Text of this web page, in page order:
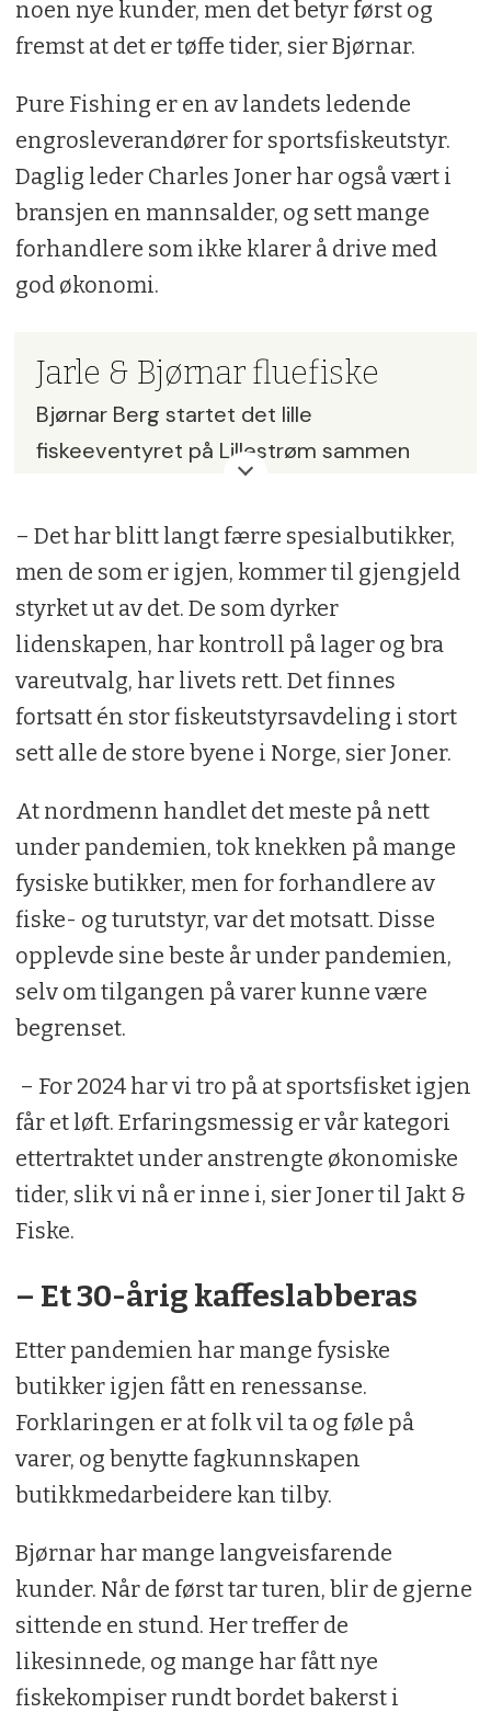
noen nye kunder, men det betyr først og
fremst at det er tøffe tider, sier Bjørnar.
Pure Fishing er en av landets ledende
engrosleverandører for sportsfiskeutstyr.
Daglig leder Charles Joner har også vært i
bransjen en mannsalder, og sett mange
forhandlere som ikke klarer å drive med
god økonomi.
Jarle & Bjørnar fluefiske
Bjørnar Berg startet det lille
fiskeeventyret på Lillestrøm sammen
med på å drive butikken fram til 2003. Da
skilte butikk og grossist lag.
Mens Jarle ble direktør for Flyfish Europe,
en av Europas ledende distributører av
fluefiskeutstyr, ble Bjørnar igjen i den lille
butikken.
Navnet forble, og det gode forholdet til
distributøren har vært avgjørende for at
butikkhjertet fortsetter å slå.
– Det har blitt langt færre spesialbutikker,
men de som er igjen, kommer til gjengjeld
styrket ut av det. De som dyrker
lidenskapen, har kontroll på lager og bra
vareutvalg, har livets rett. Det finnes
fortsatt én stor fiskeutstyrsavdeling i stort
sett alle de store byene i Norge, sier Joner.
At nordmenn handlet det meste på nett
under pandemien, tok knekken på mange
fysiske butikker, men for forhandlere av
fiske- og turutstyr, var det motsatt. Disse
opplevde sine beste år under pandemien,
selv om tilgangen på varer kunne være
begrenset.
– For 2024 har vi tro på at sportsfisket igjen
får et løft. Erfaringsmessig er vår kategori
ettertraktet under anstrengte økonomiske
tider, slik vi nå er inne i, sier Joner til Jakt &
Fiske.
– Et 30-årig kaffeslabberas
Etter pandemien har mange fysiske
butikker igjen fått en renessanse.
Forklaringen er at folk vil ta og føle på
varer, og benytte fagkunnskapen
butikkmedarbeidere kan tilby.
Bjørnar har mange langveisfarende
kunder. Når de først tar turen, blir de gjerne
sittende en stund. Her treffer de
likesinnede, og mange har fått nye
fiskekompiser rundt bordet bakerst i